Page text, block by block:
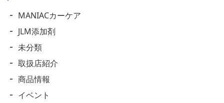
MANIACカーケア
JLM添加剤
未分類
取扱店紹介
商品情報
イベント